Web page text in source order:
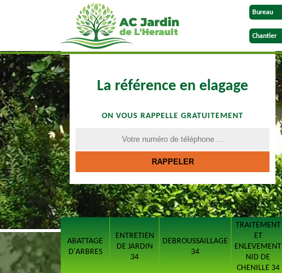
Bureau
Chantier
La référence en elagage
ON VOUS RAPPELLE GRATUITEMENT
ABATTAGE
D'ARBRES
ENTRETIEN
DE JARDIN
34
DEBROUSSAILLAGE
34
TRAITEMENT
ET
ENLEVEMENT
NID DE
CHENILLE 34